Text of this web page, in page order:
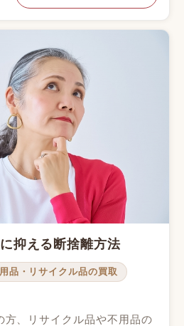
抑える断捨離方法
品・リサイクル品の買取
方、リサイクル品や不用品の